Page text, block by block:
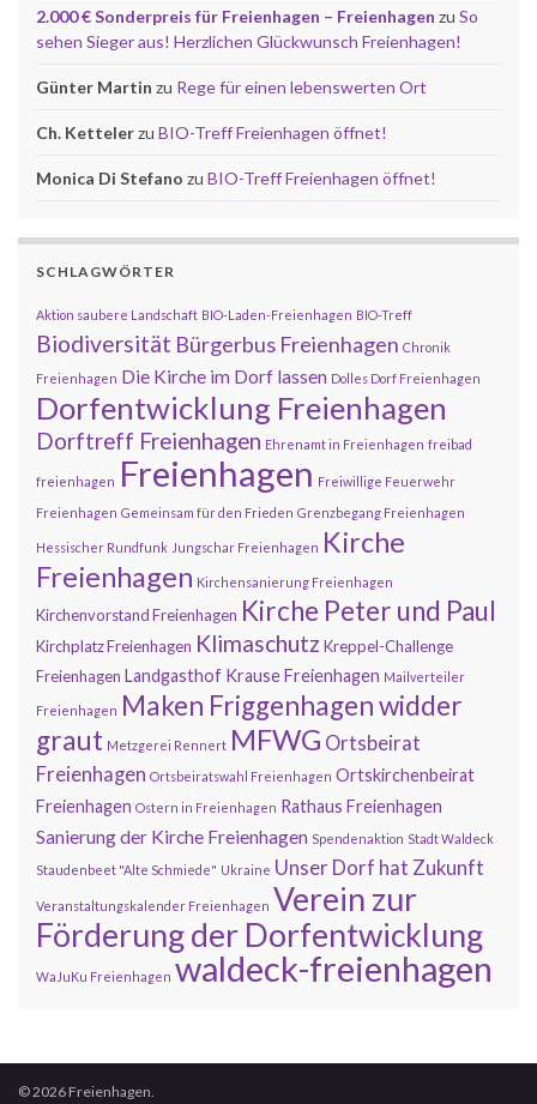
2.000 € Sonderpreis für Freienhagen – Freienhagen zu So
sehen Sieger aus! Herzlichen Glückwunsch Freienhagen!
Günter Martin zu Rege für einen lebenswerten Ort
Ch. Kettelerzu BIO-Treff Freienhagen öffnet!
Monica Di Stefano zu BIO-Treff Freienhagen öffnet!
SCHLAGWÖRTER
Aktion saubere Landschaft BIO-Laden-Freienhagen BIO-Treff
Biodiversität Bürgerbus Freienhagen Chronik
Freienhagen Die Kirche im Dorf lassen Dolles Dorf Freienhagen
Dorfentwicklung Freienhagen
Dorftreff Freienhagen Ehrenamt in Freienhagen freibad
freienhagen Freienhagen Freiwillige Feuerwehr
Freienhagen Gemeinsam für den Frieden Grenzbegang Freienhagen
Hessischer Rundfunk Jungschar Freienhagen Kirche
Freienhagen Kirchensanierung Freienhagen
Kirchenvorstand Freienhagen Kirche Peter und Paul
Kirchplatz Freienhagen Klimaschutz Kreppel-Challenge
Freienhagen Landgasthof Krause Freienhagen Mailverteiler
Freienhagen Maken Friggenhagen widder
graut Metzgerei Rennert MFWG Ortsbeirat
Freienhagen Ortsbeiratswahl Freienhagen Ortskirchenbeirat
Freienhagen Ostern in Freienhagen Rathaus Freienhagen
Sanierung der Kirche Freienhagen Spendenaktion Stadt Waldeck
Staudenbeet "Alte Schmiede" Ukraine Unser Dorf hat Zukunft
Veranstaltungskalender Freienhagen Verein zur
Förderung der Dorfentwicklung
WaJuKu Freienhagen waldeck-freienhagen
© 2026 Freienhagen.